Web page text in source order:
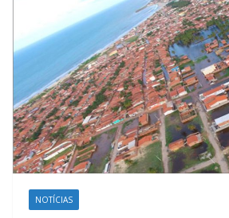
NOTÍCIAS